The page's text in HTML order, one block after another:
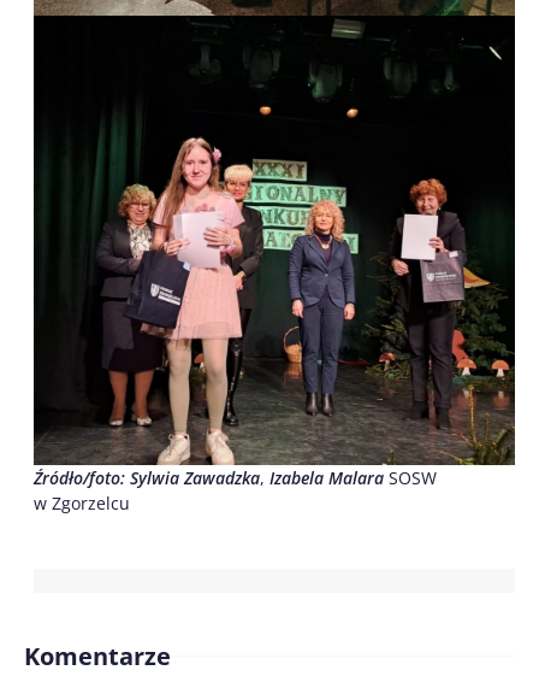
Źródło/foto: Sylwia Zawadzka, Izabela Malara SOSW
w Zgorzelcu
Komentarze